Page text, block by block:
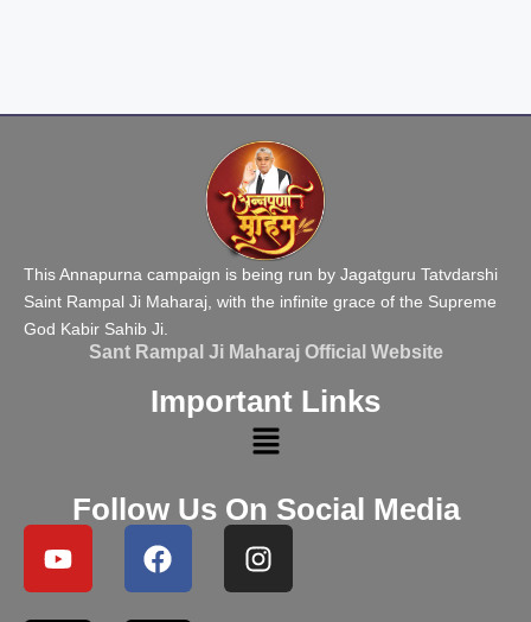
This Annapurna campaign is being run by Jagatguru Tatvdarshi
Saint Rampal Ji Maharaj, with the infinite grace of the Supreme
God Kabir Sahib Ji.
Sant Rampal Ji Maharaj Official Website
Important Links
Follow Us On Social Media